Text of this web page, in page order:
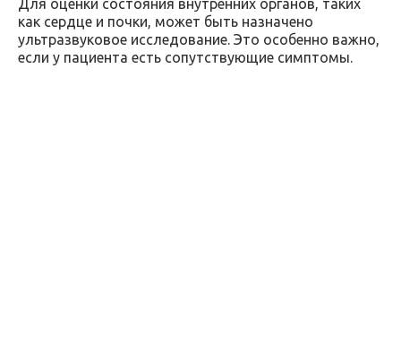
Для оценки состояния внутренних органов, таких
как сердце и почки, может быть назначено
ультразвуковое исследование. Это особенно важно,
если у пациента есть сопутствующие симптомы.